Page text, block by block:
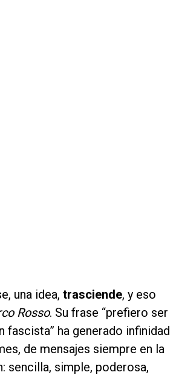
una idea, trasciende, y eso
Rosso. Su frase “prefiero ser
fascista” ha generado infinidad
de mensajes siempre en la
sencilla, simple, poderosa,